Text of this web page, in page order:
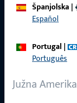
Španjolska|
Español
Portugal|
Português
Južna Amerika